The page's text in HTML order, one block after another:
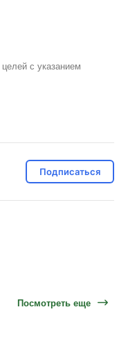
с указанием
Подписаться
Посмотреть еще